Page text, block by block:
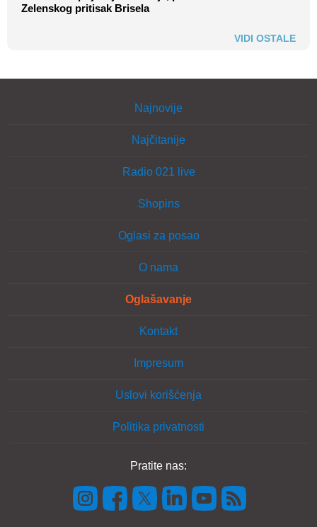
Zelenskog pritisak Brisela
VIDI OSTALE
Najnovije
Najčitanije
Radio 021 live
Shopins
Oglasi za posao
O nama
Oglašavanje
Kontakt
Impresum
Uslovi korišćenja
Politika privatnosti
Pratite nas: